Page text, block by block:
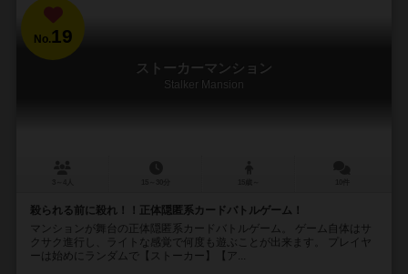
No.19
ストーカーマンション
Stalker Mansion
殺られる前に殺れ！！正体隠匿系カードバトルゲーム！
マンションが舞台の正体隠匿系カードバトルゲーム。 ゲーム自体はサ
クサク進行し、ライトな感覚で何度も遊ぶことが出来ます。 プレイヤ
ーは始めにランダムで【ストーカー】【ア...